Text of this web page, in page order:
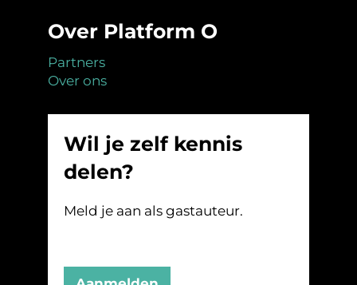
Over Platform O
Partners
Over ons
Wil je zelf kennis
delen?
Meld je aan als gastauteur.